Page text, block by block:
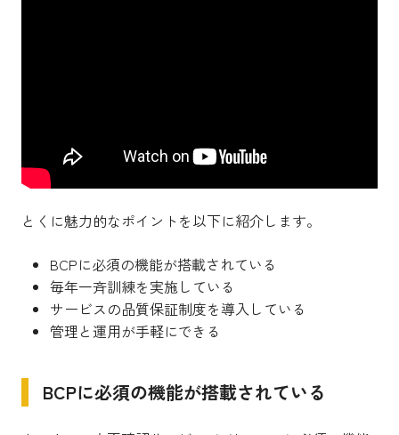
とくに魅力的なポイントを以下に紹介します。
BCPに必須の機能が搭載されている
毎年一斉訓練を実施している
サービスの品質保証制度を導入している
管理と運用が手軽にできる
BCPに必須の機能が搭載されている